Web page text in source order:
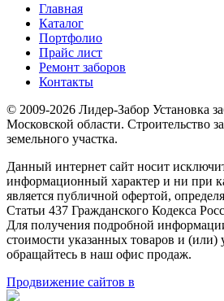
Главная
Каталог
Портфолио
Прайс лист
Ремонт заборов
Контакты
© 2009-2026 Лидер-Забор Установка
Московской области. Строительство
земельного участка.
Данный интернет сайт носит
информационный характер и ни при
является публичной офертой,
Статьи 437 Гражданского Кодекса
Для получения подробной
стоимости указанных товаров и (или)
обращайтесь в наш офис продаж.
Продвижение сайтов в